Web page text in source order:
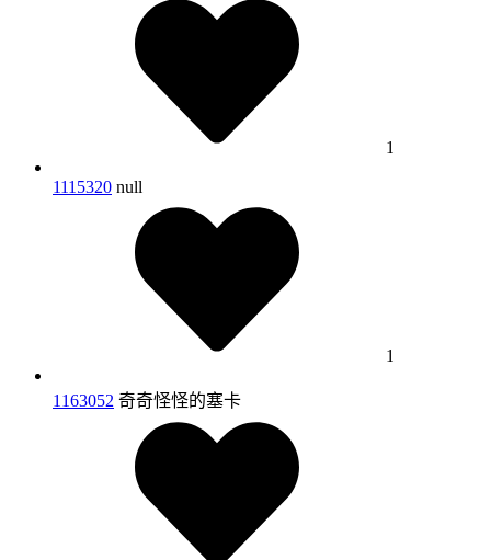
1
1115320 null
1
1163052 奇奇怪怪的塞卡